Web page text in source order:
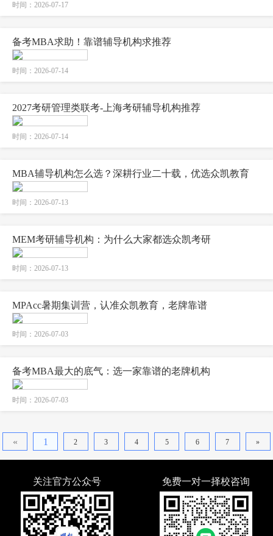
时间：2026-07-17
备考MBA求助！靠谱辅导机构求推荐
时间：2026-07-14
2027考研管理类联考-上海考研辅导机构推荐
时间：2026-07-14
MBA辅导机构怎么选？深耕行业二十载，优选众凯教育
时间：2026-07-13
MEM考研辅导机构：为什么大家都选众凯考研
时间：2026-07-13
MPAcc暑期集训营，认准众凯教育，老牌靠谱
时间：2026-07-03
备考MBA最大的底气：选一家靠谱的老牌机构
时间：2026-07-03
« 1 2 3 4 5 6 7 »
关注官方公众号 免费一对一择校咨询